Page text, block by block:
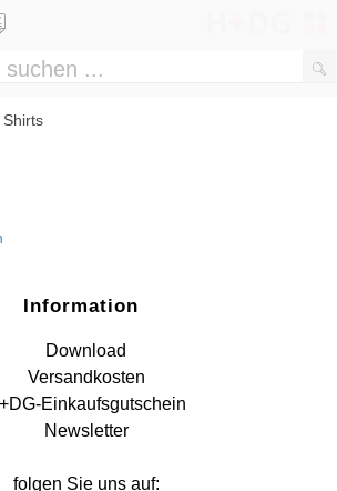
Shirts
Information
Download
Versandkosten
Einkaufsgutschein
Newsletter
folgen Sie uns auf: